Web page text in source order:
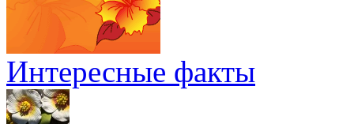
Интересные факты